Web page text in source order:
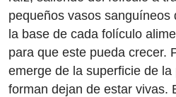
pequeños vasos sanguíneos
la base de cada folículo
para que este pueda crecer.
emerge de la superficie de
forman dejan de estar vivas.